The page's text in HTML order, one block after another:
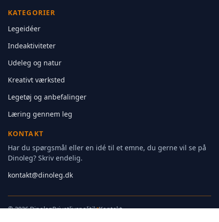
KATEGORIER
Legeidéer
Indeaktiviteter
Udeleg og natur
Kreativt værksted
Legetøj og anbefalinger
Læring gennem leg
KONTAKT
Har du spørgsmål eller en idé til et emne, du gerne vil se på
Dinoleg? Skriv endelig.
kontakt@dinoleg.dk
©2026 DinolegPrivatlivspolitik Kontakt